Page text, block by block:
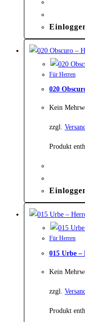
Für Herren
020
Kein
zzgl.
Produkt
Für Herren
015 Urbe
Kein
zzgl.
Produkt